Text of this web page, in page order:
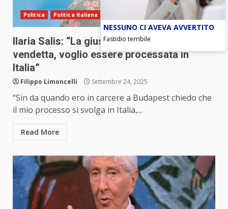
Politica Politica Italiana
Ilaria Salis: “La giustizia in Ungheria è
vendetta, voglio essere processata in
Italia”
Filippo Limoncelli Settembre 24, 2025
“Sin da quando ero in carcere a Budapest chiedo che
il mio processo si svolga in Italia,...
Read More
NESSUNO CI AVEVA AVVERTITO
Fastidio terribile